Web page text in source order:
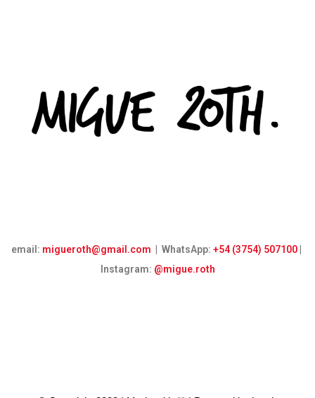
email: migueroth@gmail.com | WhatsApp: +54 (3754) 507100
Instagram: @migue.roth